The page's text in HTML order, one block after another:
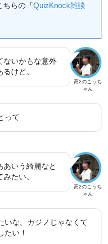
ちらの「QuizKnock雑談
高2のこうち
ゃん
ないかもな意外
けど。
って
高2のこうち
ゃん
あいう綺麗なと
たい。
いな。カジノじゃなくて
たい！